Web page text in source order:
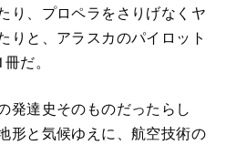
り、プロペラをさりげなくヤ
りと、アラスカのパイロット
だ。
発達史そのものだったらし
形と気候ゆえに、航空技術の